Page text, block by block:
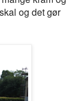
og det gør